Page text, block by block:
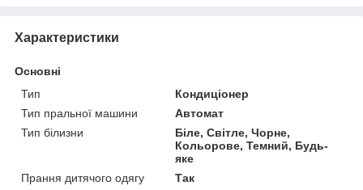
Характеристики
Основні
Тип
Кондиціонер
Тип пральної машини
Автомат
Тип білизни
Біле, Світле, Чорне,
Кольорове, Темний, Будь-
яке
Прання дитячого одягу
Так